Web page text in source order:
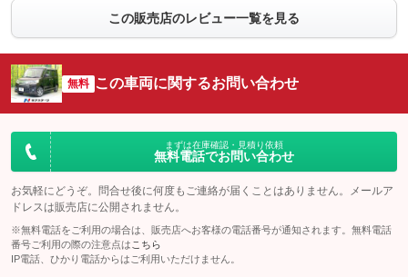
この販売店のレビュー一覧を見る
無料 この車両に関するお問い合わせ
まずは在庫確認・見積り依頼
無料電話でお問い合わせ
お気軽にどうぞ。問合せ後に何度もご連絡が届くことはありません。メールア
ドレスは販売店に公開されません。
※無料電話をご利用の場合は、販売店へお客様の電話番号が通知されます。無料電話
番号ご利用の際の注意点は こちら
IP電話、ひかり電話からはご利用いただけません。